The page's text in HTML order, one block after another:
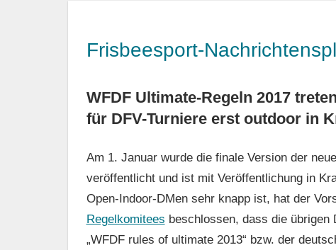
Frisbeesport-
WFDF Ultimate-Regeln 2017 treten
für DFV-Turniere erst outdoor in
Am 1. Januar wurde die finale Version der
veröffentlicht und ist mit Veröffentlichung in
Open-Indoor-DMen sehr knapp ist, hat der
Regelkomitees beschlossen, dass die übrigen
„WFDF rules of ultimate 2013“ bzw. der